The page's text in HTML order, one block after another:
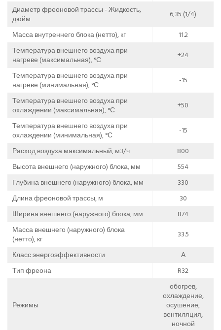
Диаметр фреоновой трассы - Жидкость,
дюйм
6,35 (1/4)
Масса внутреннего блока (нетто), кг
11.2
Температура внешнего воздуха при
нагреве (максимальная), °С
+24
Температура внешнего воздуха при
нагреве (минимальная), °С
-15
Температура внешнего воздуха при
охлаждении (максимальная), °С
+50
Температура внешнего воздуха при
охлаждении (минимальная), °С
-15
Расход воздуха максимальный, м3/ч
800
Высота внешнего (наружного) блока, мм
554
Глубина внешнего (наружного) блока, мм
330
Длина фреоновой трассы, м
30
Ширина внешнего (наружного) блока, мм
874
Масса внешнего (наружного) блока
(нетто), кг
33.5
Класс энергоэффективности
А
Тип фреона
R32
Режимы
обогрев,
охлаждение,
осушение,
вентиляция,
ночной